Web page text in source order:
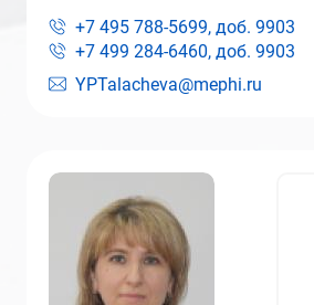
YPTalacheva@mephi.ru
+7 495 788-5699, доб. 9903
+7 499 284-6460, доб. 9903